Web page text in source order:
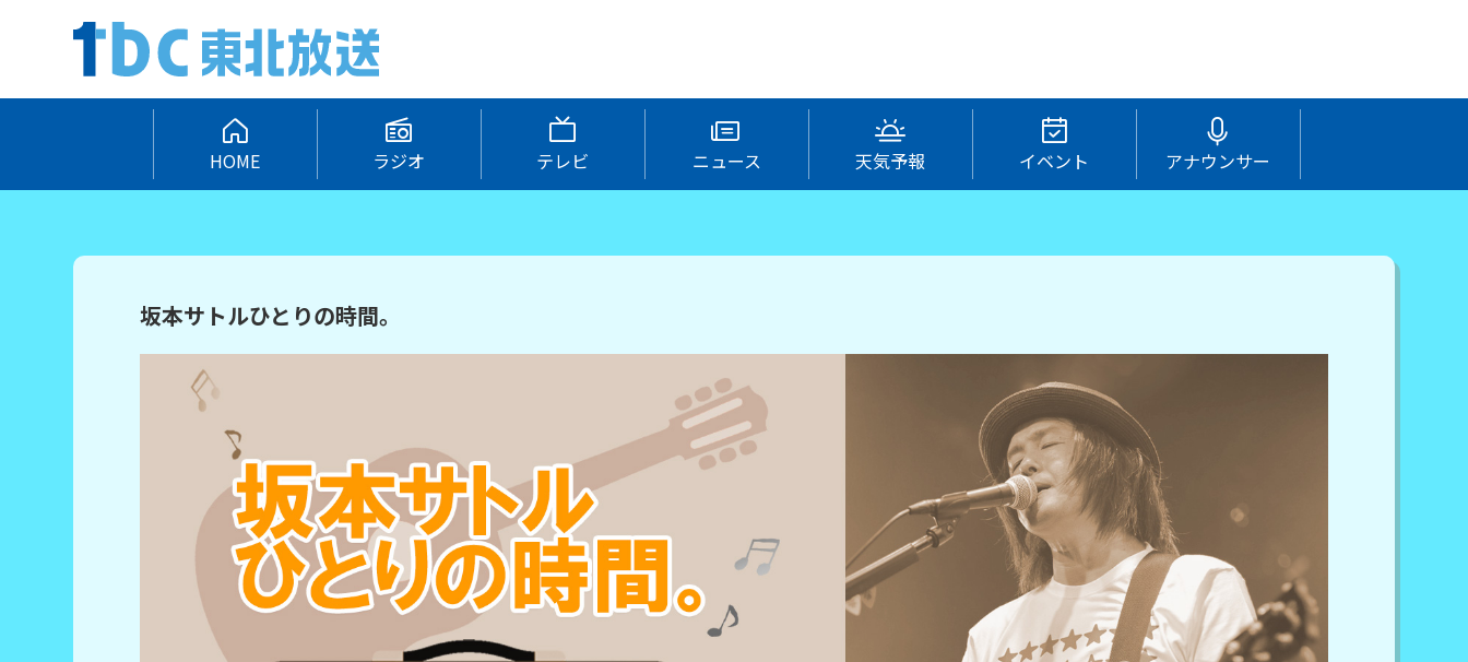
HOME ラジオ テレビ ニュース 天気予報 イベント アナウンサー
坂本サトルひとりの時間。